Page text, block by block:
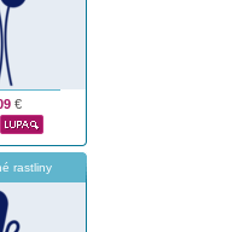
€
rastliny